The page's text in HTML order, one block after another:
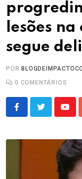
lesões
segue
POR
0 COMENTÁRIOS